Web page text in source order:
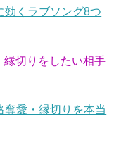
効くラブソング8つ
切りをしたい相手
奪愛・縁切りを本当